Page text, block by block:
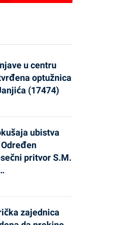
u centru
optužnica
(17474)
ubistva
pritvor S.M.
zajednica